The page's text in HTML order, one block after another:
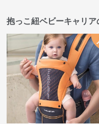
抱っこ紐ベビーキャリ